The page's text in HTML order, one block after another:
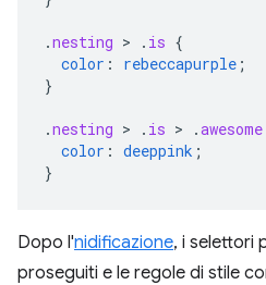
.nesting > . is {
color : rebeccapurple ;
}
.nesting > . is > .awesome
color : deeppink ;
}
Dopo l'nidificazione, i selettori
proseguiti e le regole di stile